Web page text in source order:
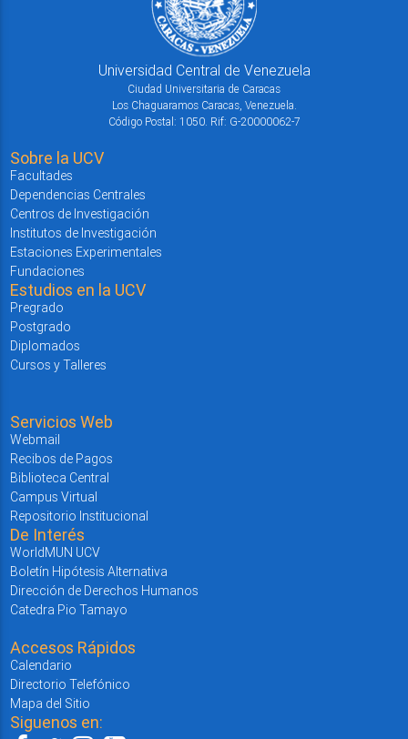
Universidad Central de Venezuela
Ciudad Universitaria de Caracas
Los Chaguaramos Caracas, Venezuela.
Código Postal: 1050. Rif: G-20000062-7
Sobre la UCV
Facultades
Dependencias Centrales
Centros de Investigación
Institutos de Investigación
Estaciones Experimentales
Fundaciones
Estudios en la UCV
Pregrado
Postgrado
Diplomados
Cursos y Talleres
Servicios Web
Webmail
Recibos de Pagos
Biblioteca Central
Campus Virtual
Repositorio Institucional
De Interés
WorldMUN UCV
Boletín Hipótesis Alternativa
Dirección de Derechos Humanos
Catedra Pio Tamayo
Accesos Rápidos
Calendario
Directorio Telefónico
Mapa del Sitio
Siguenos en: